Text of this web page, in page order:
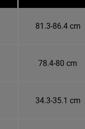
81.3-86.4 cm
78.4-80 cm
34.3-35.1 cm